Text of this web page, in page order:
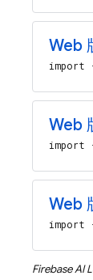
Web
import
Web
import
Web
import
Firebase AI